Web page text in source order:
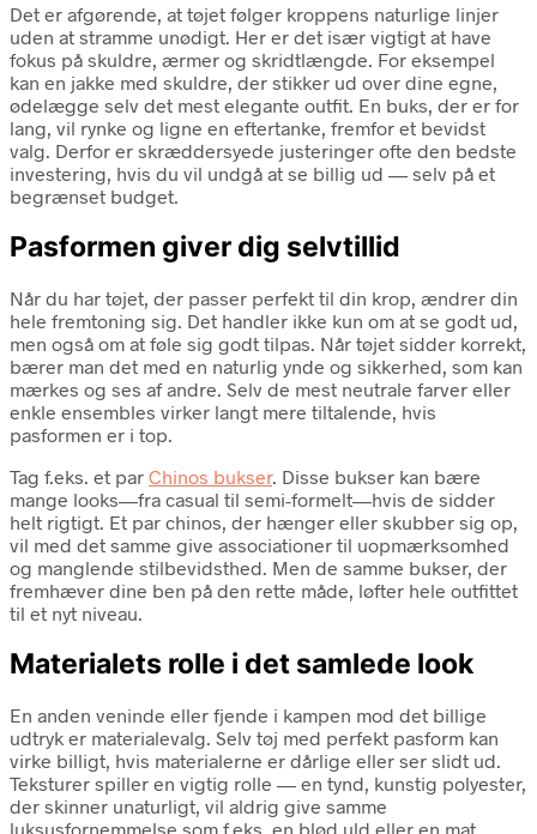
Det er afgørende, at tøjet følger kroppens naturlige linjer
uden at stramme unødigt. Her er det især vigtigt at have
fokus på skuldre, ærmer og skridtlængde. For eksempel
kan en jakke med skuldre, der stikker ud over dine egne,
ødelægge selv det mest elegante outfit. En buks, der er for
lang, vil rynke og ligne en eftertanke, fremfor et bevidst
valg. Derfor er skræddersyede justeringer ofte den bedste
investering, hvis du vil undgå at se billig ud — selv på et
begrænset budget.
Pasformen giver dig selvtillid
Når du har tøjet, der passer perfekt til din krop, ændrer din
hele fremtoning sig. Det handler ikke kun om at se godt ud,
men også om at føle sig godt tilpas. Når tøjet sidder korrekt,
bærer man det med en naturlig ynde og sikkerhed, som kan
mærkes og ses af andre. Selv de mest neutrale farver eller
enkle ensembles virker langt mere tiltalende, hvis
pasformen er i top.
Tag f.eks. et par Chinos bukser. Disse bukser kan bære
mange looks—fra casual til semi-formelt—hvis de sidder
helt rigtigt. Et par chinos, der hænger eller skubber sig op,
vil med det samme give associationer til uopmærksomhed
og manglende stilbevidsthed. Men de samme bukser, der
fremhæver dine ben på den rette måde, løfter hele outfittet
til et nyt niveau.
Materialets rolle i det samlede look
En anden veninde eller fjende i kampen mod det billige
udtryk er materialevalg. Selv tøj med perfekt pasform kan
virke billigt, hvis materialerne er dårlige eller ser slidt ud.
Teksturer spiller en vigtig rolle — en tynd, kunstig polyester,
der skinner unaturligt, vil aldrig give samme
luksusfornemmelse som f.eks. en blød uld eller en mat